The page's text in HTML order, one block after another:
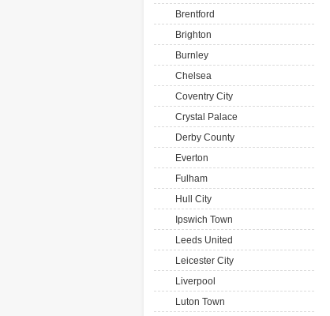
Brentford
Brighton
Burnley
Chelsea
Coventry City
Crystal Palace
Derby County
Everton
Fulham
Hull City
Ipswich Town
Leeds United
Leicester City
Liverpool
Luton Town